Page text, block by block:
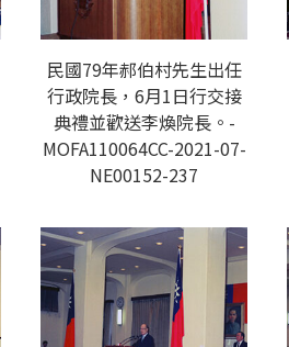
民國79年郝伯村先生出任
行政院長，6月1日行交接
典禮並歡送李煥院長。-
MOFA110064CC-2021-07-
NE00152-237